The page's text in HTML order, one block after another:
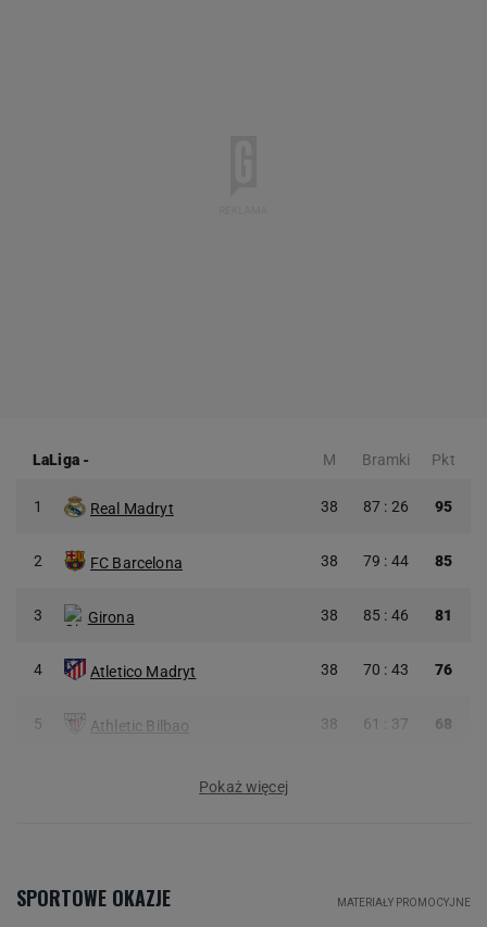
LaLiga- M Bramki Pkt
1 Real Madryt 38 87 : 26 95
2 FC Barcelona 38 79 : 44 85
3 Girona 38 85 : 46 81
4 Atletico Madryt 38 70 : 43 76
5 Athletic Bilbao 38 61 : 37 68
Pokaż więcej